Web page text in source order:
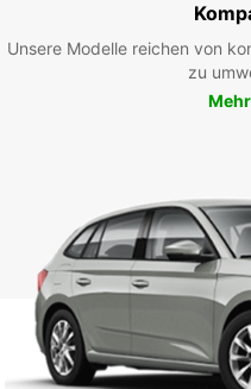
Unsere Modelle reichen von
zu